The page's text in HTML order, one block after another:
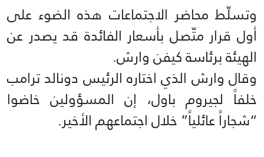
وتسلّط محاضر الاجتماعات هذه الضوء على
أول قرار متّصل بأسعار الفائدة قد يصدر عن
الهيئة برئاسة كيفن وارش.
وقال وارش الذي اختاره الرئيس دونالد ترامب
خلفاً لجيروم باول، إن المسؤولين خاضوا
“شجاراً عائلياً” خلال اجتماعهم الأخير.